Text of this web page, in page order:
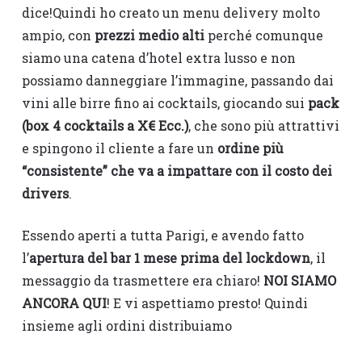
dice!Quindi ho creato un menu delivery molto
ampio, con prezzi medio altiperché comunque
siamo una catena d’hotel extra lusso e non
possiamo danneggiare l’immagine, passando dai
vini alle birre fino ai cocktails, giocando sui pack
(box 4 cocktails a X€ Ecc.), che sono più attrattivi
e spingono il cliente a fare un ordine più
“consistente” che va a impattare con il costo dei
drivers.
Essendo aperti a tutta Parigi, e avendo fatto
l’apertura del bar 1 mese prima del lockdown, il
messaggio da trasmettere era chiaro! NOI SIAMO
ANCORA QUI! E vi aspettiamo presto! Quindi
insieme agli ordini distribuiamo